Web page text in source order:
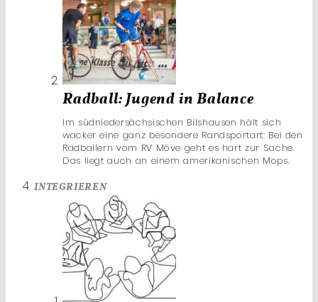
Radball: Jugend in Balance
Im südniedersächsischen Bilshausen hält sich
wacker eine ganz besondere Randsportart: Bei den
Radballern vom RV Möve geht es hart zur Sache.
Das liegt auch an einem amerikanischen Mops.
INTEGRIEREN